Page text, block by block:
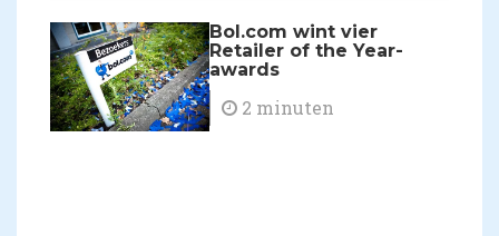
​Bol.com wint vier
Retailer of the Year-
awards
2 minuten